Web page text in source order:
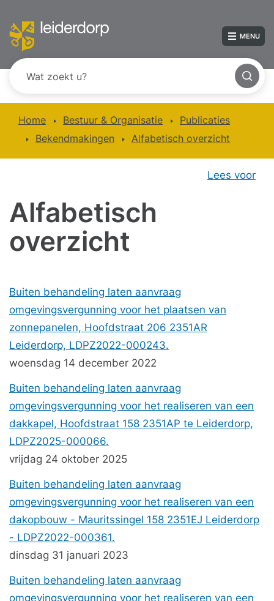
MENU
Home Bestuur & Organisatie
Publicaties
Bekendmakingen
Alfabetisch overzicht
Lees voor
Alfabetisch
overzicht
Buiten behandeling laten aanvraag
omgevingsvergunning voor het plaatsen van
zonnepanelen, Hoofdstraat 206 2351AR
Leiderdorp, LDPZ2022-000243.
woensdag 14 december 2022
Buiten behandeling laten aanvraag
omgevingsvergunning voor het realiseren van een
dakkapel, Hoofdstraat 158 2351AP te Leiderdorp,
LDPZ2025-000066.
vrijdag 24 oktober 2025
Buiten behandeling laten aanvraag
omgevingsvergunning voor het realiseren van een
dakopbouw - Mauritssingel 158 2351EJ Leiderdorp
- LDPZ2022-000361.
dinsdag 31 januari 2023
Buiten behandeling laten aanvraag
omgevingsvergunning voor het realiseren van een